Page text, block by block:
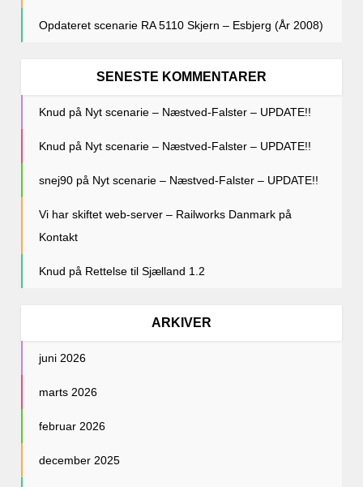
Opdateret scenarie RA 5110 Skjern – Esbjerg (År 2008)
SENESTE KOMMENTARER
Knud på Nyt scenarie – Næstved-Falster – UPDATE!!
Knud på Nyt scenarie – Næstved-Falster – UPDATE!!
snej90 på Nyt scenarie – Næstved-Falster – UPDATE!!
Vi har skiftet web-server – Railworks Danmark på
Kontakt
Knud på Rettelse til Sjælland 1.2
ARKIVER
juni 2026
marts 2026
februar 2026
december 2025